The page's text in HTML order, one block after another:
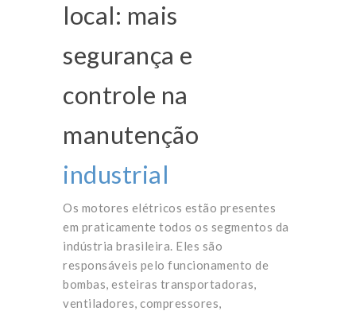
local: mais
segurança e
controle na
manutenção
industrial
Os motores elétricos estão presentes
em praticamente todos os segmentos da
indústria brasileira. Eles são
responsáveis pelo funcionamento de
bombas, esteiras transportadoras,
ventiladores, compressores,